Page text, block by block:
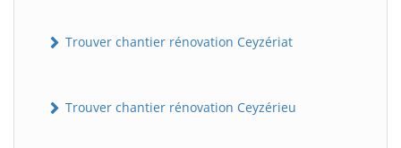
Trouver chantier rénovation Ceyzériat
Trouver chantier rénovation Ceyzérieu